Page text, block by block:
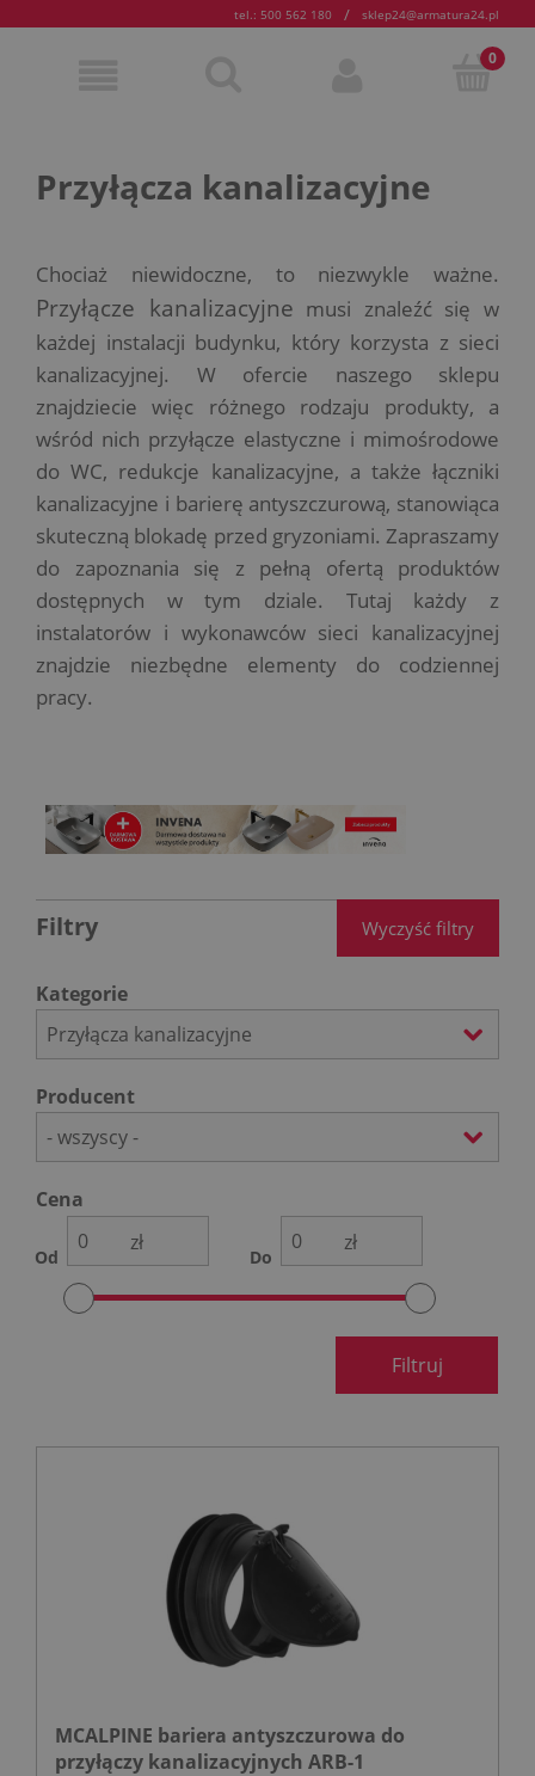
tel.: 500 562 180 / sklep24@armatura24.pl
Przyłącza kanalizacyjne
Chociaż niewidoczne, to niezwykle ważne.
Przyłącze kanalizacyjne musi znaleźć się w
każdej instalacji budynku, który korzysta z sieci
kanalizacyjnej. W ofercie naszego sklepu
znajdziecie więc różnego rodzaju produkty, a
wśród nich przyłącze elastyczne i mimośrodowe
do WC, redukcje kanalizacyjne, a także łączniki
kanalizacyjne i barierę antyszczurową, stanowiąca
skuteczną blokadę przed gryzoniami. Zapraszamy
do zapoznania się z pełną ofertą produktów
dostępnych w tym dziale. Tutaj każdy z
instalatorów i wykonawców sieci kanalizacyjnej
znajdzie niezbędne elementy do codziennej
pracy.
Filtry Wyczyść filtry
Kategorie
Przyłącza kanalizacyjne
Producent
- wszyscy -
Cena
Od
zł
Do
zł
Filtruj
MCALPINE bariera antyszczurowa do
przyłączy kanalizacyjnych ARB-1